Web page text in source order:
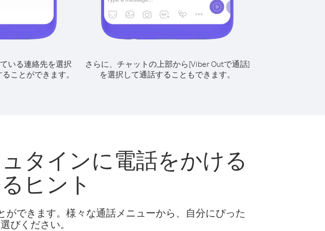
いる連絡先を選択
ことができます。
さらに、チャットの上部から[Viber Outで通話]
を選択して通話することもできます。
タインに電話をかける
ヒント
できます。様々な通話メニューから、自分にぴった
びください。